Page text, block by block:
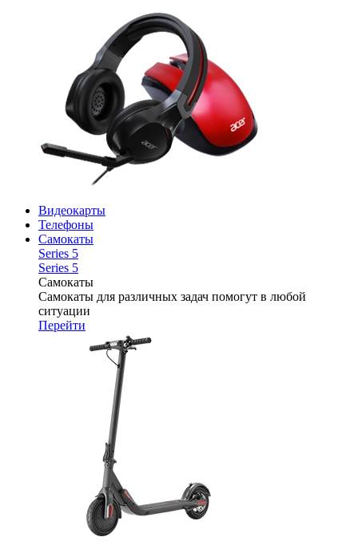
Видеокарты
Телефоны
Самокаты
Series 5
Series 5
Самокаты
Самокаты для различных задач помогут в любой
ситуации
Перейти